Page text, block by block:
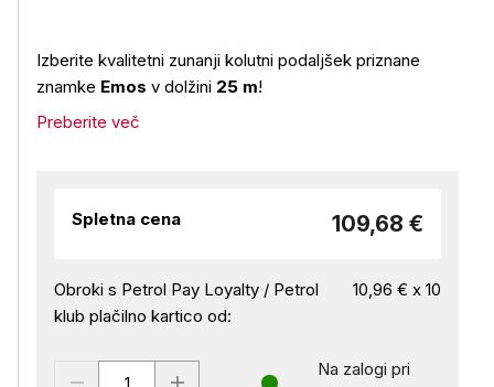
Izberite kvalitetni zunanji kolutni podaljšek priznane
znamke Emos v dolžini 25 m!
Preberite več
Spletna cena 109,68 €
Obroki s Petrol Pay Loyalty / Petrol
klub plačilno kartico od:
10,96 € x 10
Na zalogi pri